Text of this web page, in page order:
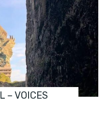
– VOICES